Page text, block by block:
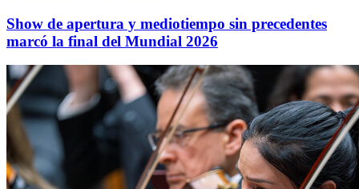
Show de apertura y mediotiempo sin precedentes
marcó la final del Mundial 2026